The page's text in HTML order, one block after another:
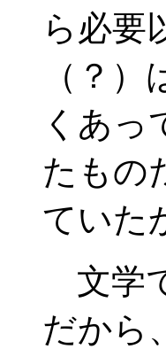
ら必要
（？
くあ
たもの
ていた
文学
だから